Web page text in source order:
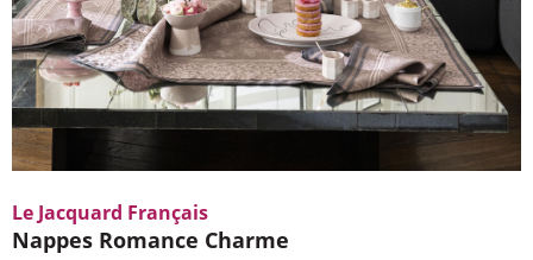
Le Jacquard Français
Nappes Romance Charme